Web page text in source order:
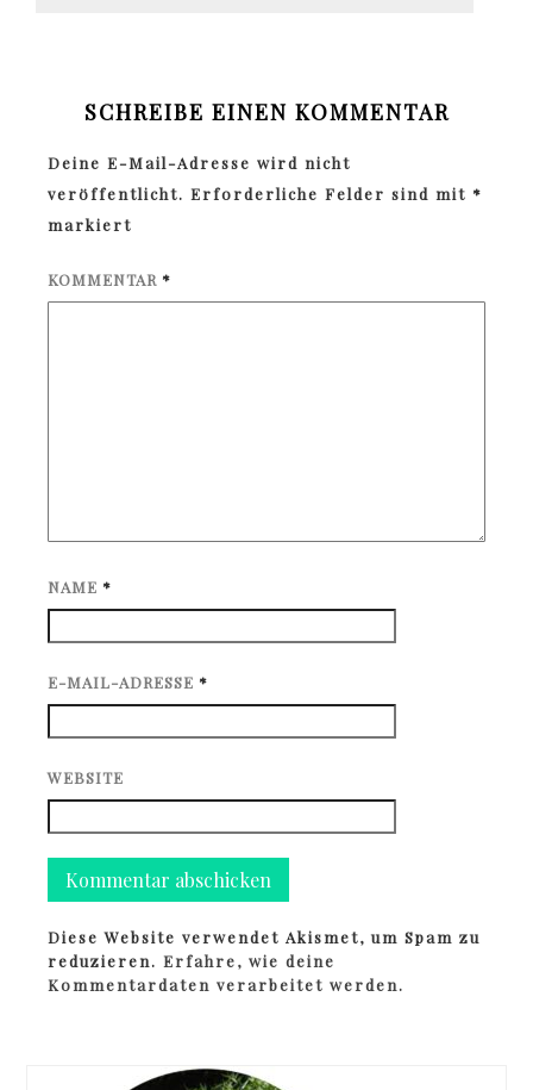
SCHREIBE EINEN KOMMENTAR
Deine E-Mail-Adresse wird nicht
veröffentlicht. Erforderliche Felder sind mit *
markiert
KOMMENTAR *
NAME *
E-MAIL-ADRESSE *
WEBSITE
Diese Website verwendet Akismet, um Spam zu
reduzieren.Erfahre, wie deine
Kommentardaten verarbeitet werden.